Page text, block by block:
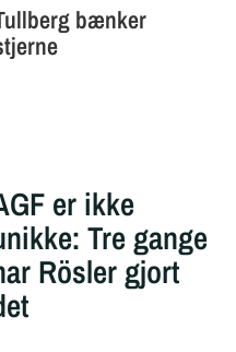
er ikke
Tre gange
Rösler gjort